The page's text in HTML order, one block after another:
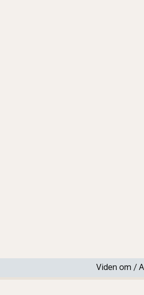
Viden om /